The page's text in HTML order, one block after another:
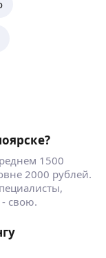
1500
2000 рублей.
- свою.